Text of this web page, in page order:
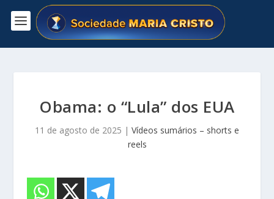
Obama: o “Lula” dos EUA
11 de agosto de 2025 | Vídeos sumários – shorts e
reels